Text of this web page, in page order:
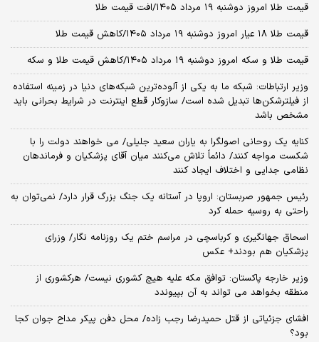
قیمت طلا امروز دوشنبه ۱۹ مرداد ۱۴۰۵/افت قیمت طلا
قیمت طلا ۱۸ عیار امروز دوشنبه ۱۹ مرداد ۱۴۰۵/کاهش قیمت طلا
قیمت طلا و سکه امروز دوشنبه ۱۹ مرداد ۱۴۰۵/کاهش قیمت طلا و سکه
وزیر ارتباطات: شبکه ما به یکی از آلوده‌ترین شبکه‌های دنیا در زمینه استفاده
از فیلترشکن‌ها تبدیل شده است/ سازوکار قطع اینترنت در شرایط بحرانی باید
مشخص باشد
کنایه یک روحانی اصولگرا به یاران سعید جلیلی/ می خواهند دولت را با
شکست مواجه کنند/ دائماً تلاش می‌کنند میان آقای پزشکیان و فرماندهان
نظامی جدایی و اختلاف ایجاد کنند
رئیس جمهور صربستان: اروپا در آستانه یک جنگ بزرگ قرار دارد/ نمی‌توان به
راحتی به روسیه حمله کرد
اسحاق جهانگیری و کرباسچی در مراسم ختم یک روزنامه نگار/ وزرای
پزشکیان هم بودند+ عکس
وزیر خارجه پاکستان: توافق مکه علیه هیچ کشوری نیست/ هرکشوری از
منطقه بخواهد می تواند به آن بپیوندد
افشای جزئیاتی از قتل حمیدرضا رجب زاده/ محل دفن پیکر مداح جوان کجا
بود؟